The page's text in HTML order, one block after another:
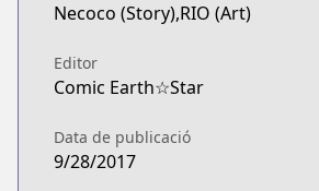
Necoco (Story),RIO (Art)
Editor
Comic Earth☆Star
Data de publicació
9/28/2017